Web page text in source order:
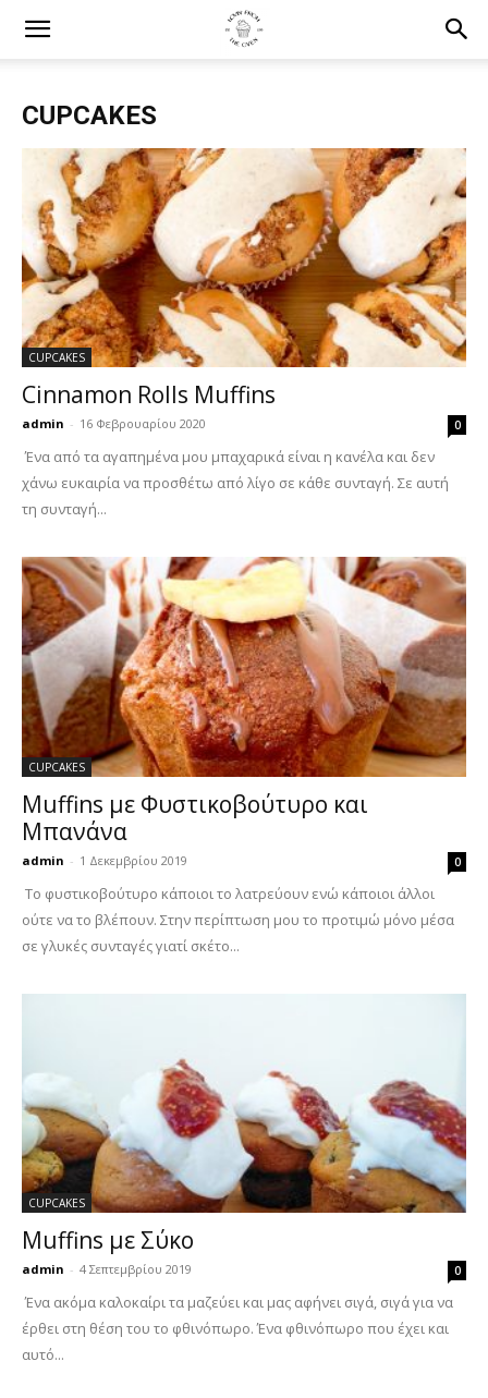
CUPCAKES
CUPCAKES
Cinnamon Rolls Muffins
admin - 16 Φεβρουαρίου 2020 0
Ένα από τα αγαπημένα μου μπαχαρικά είναι η κανέλα και δεν
χάνω ευκαιρία να προσθέτω από λίγο σε κάθε συνταγή. Σε αυτή
τη συνταγή...
CUPCAKES
Muffins με Φυστικοβούτυρο και
Μπανάνα
admin - 1 Δεκεμβρίου 2019 0
Το φυστικοβούτυρο κάποιοι το λατρεύουν ενώ κάποιοι άλλοι
ούτε να το βλέπουν. Στην περίπτωση μου το προτιμώ μόνο μέσα
σε γλυκές συνταγές γιατί σκέτο...
CUPCAKES
Muffins με Σύκο
admin - 4 Σεπτεμβρίου 2019 0
Ένα ακόμα καλοκαίρι τα μαζεύει και μας αφήνει σιγά, σιγά για να
έρθει στη θέση του το φθινόπωρο. Ένα φθινόπωρο που έχει και
αυτό...